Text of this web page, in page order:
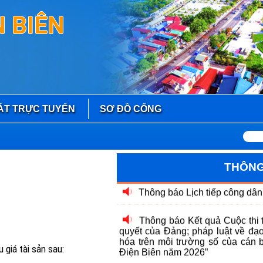
BIÊN
TRỰC TUYẾN SƠ ĐỒ CỔNG
giá tài sản sau: